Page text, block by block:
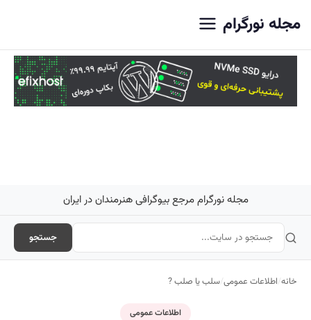
مجله نورگرام
مجله نورگرام مرجع بیوگرافی هنرمندان در ایران
جستجو
خانه/اطلاعات عمومی/سلب یا صلب ?
اطلاعات عمومی